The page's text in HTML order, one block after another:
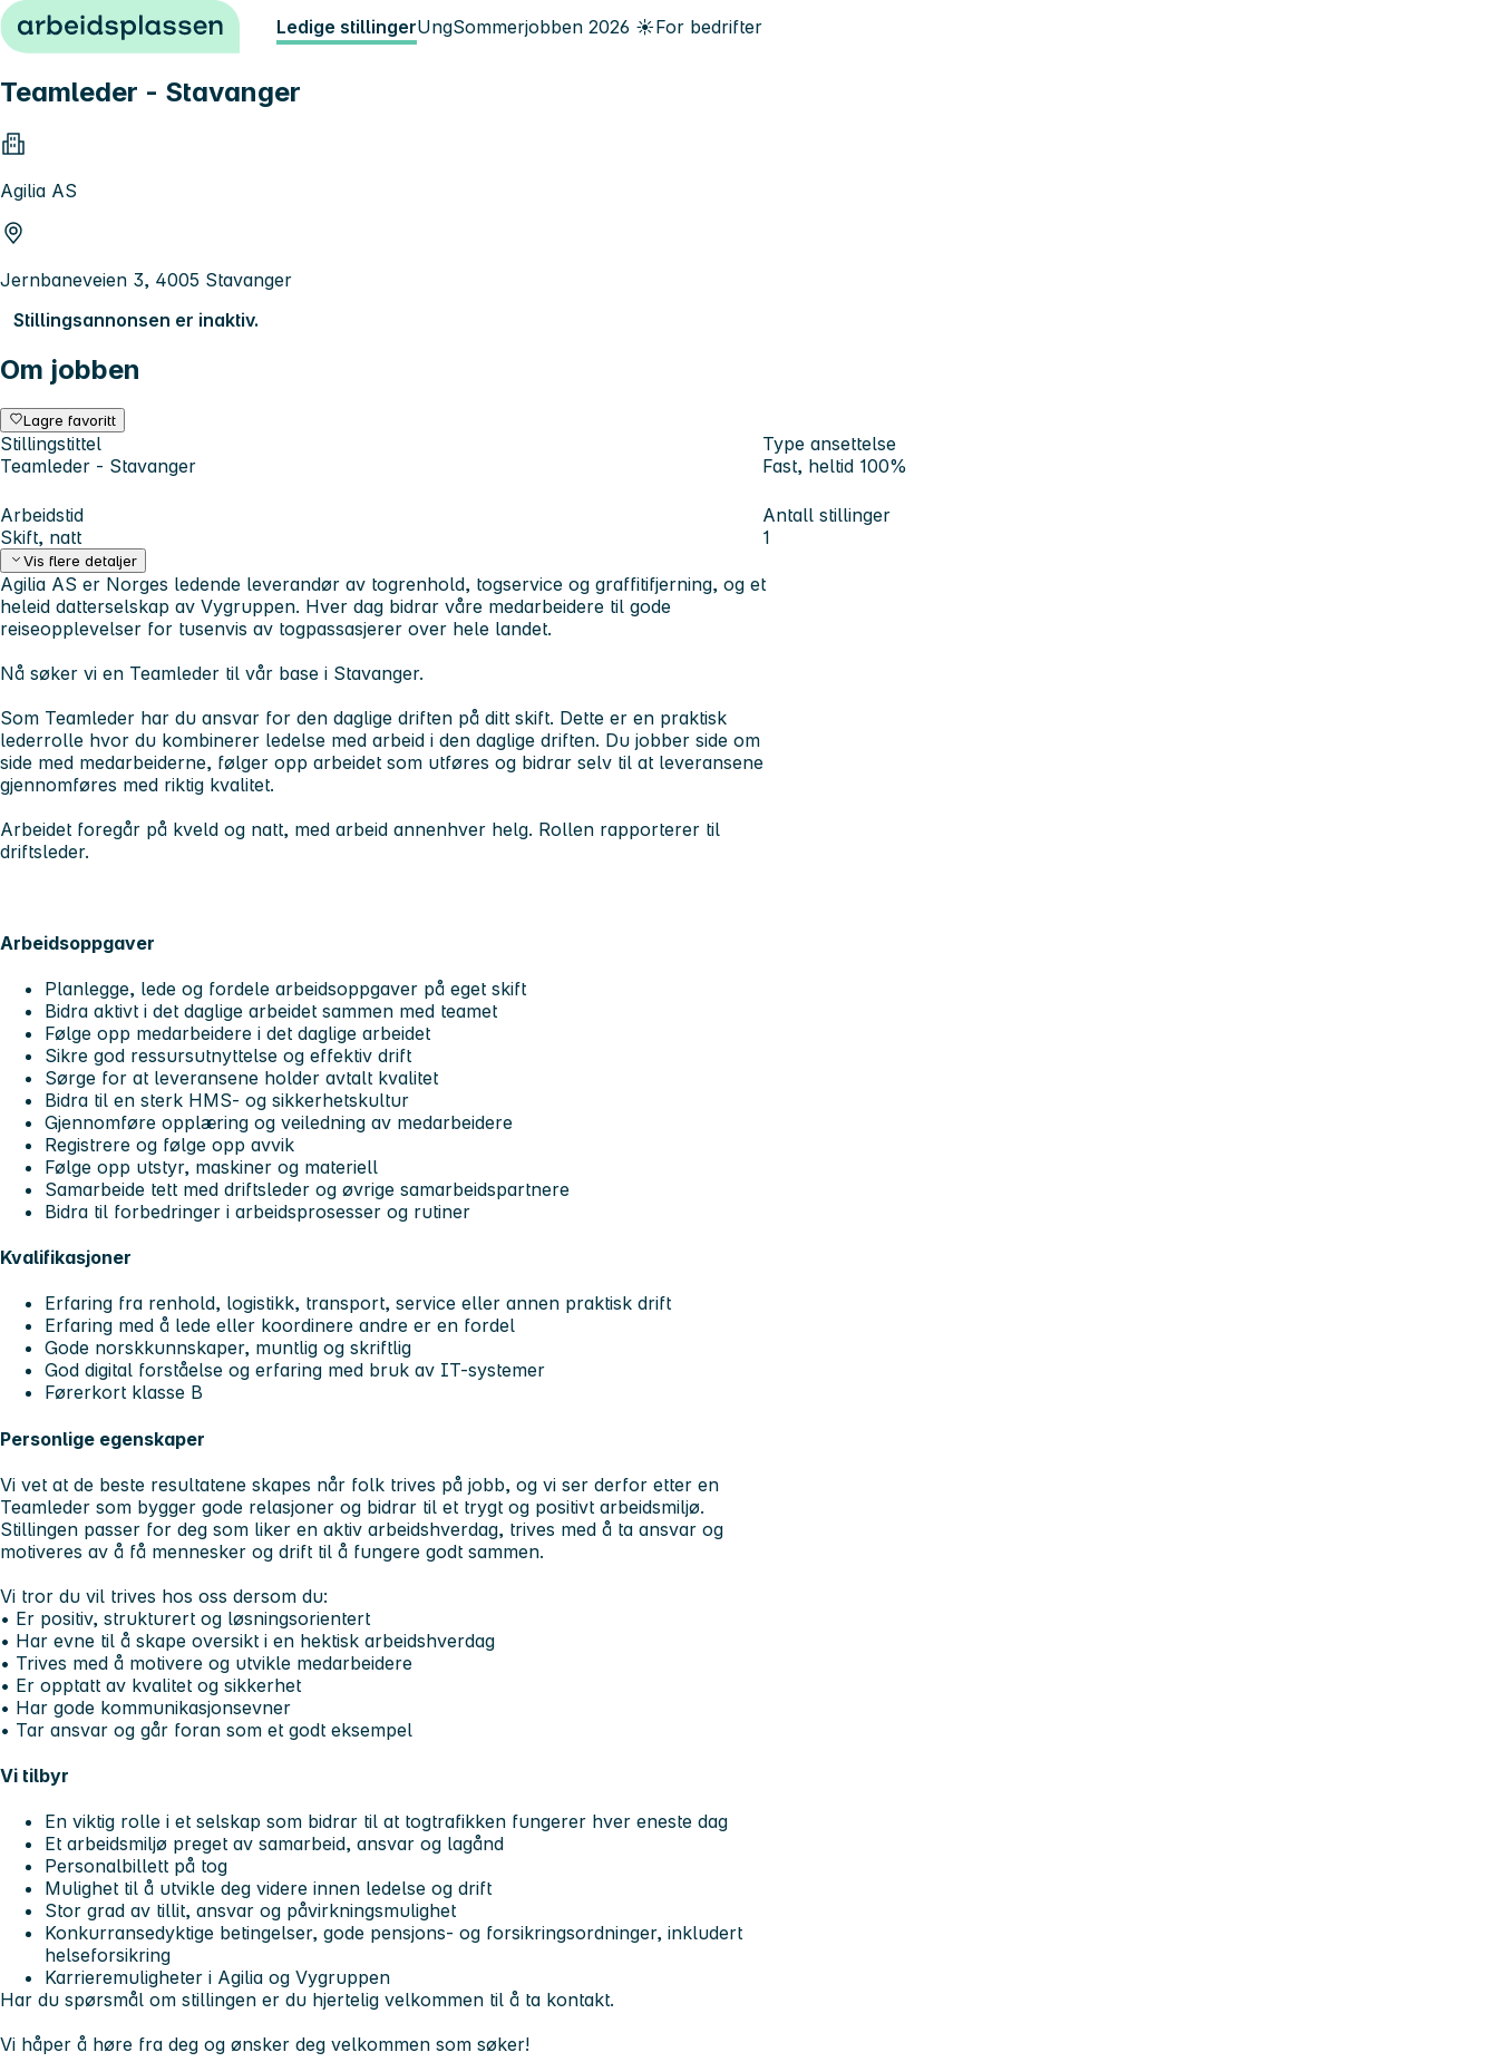
Hopp til innhold Ledige stillingerUngSommerjobben 2026 ☀️For bedrifter
Teamleder - Stavanger
Agilia AS
Jernbaneveien 3, 4005 Stavanger
Stillingsannonsen er inaktiv.
Om jobben
Lagre favoritt
Stillingstittel
Teamleder - Stavanger
Type ansettelse
Fast, heltid 100%
Arbeidstid
Skift, natt
Antall stillinger
1
Vis flere detaljer
Agilia AS er Norges ledende leverandør av togrenhold, togservice og graffitifjerning, og et
heleid datterselskap av Vygruppen. Hver dag bidrar våre medarbeidere til gode
reiseopplevelser for tusenvis av togpassasjerer over hele landet.
Nå søker vi en Teamleder til vår base i Stavanger.
Som Teamleder har du ansvar for den daglige driften på ditt skift. Dette er en praktisk
lederrolle hvor du kombinerer ledelse med arbeid i den daglige driften. Du jobber side om
side med medarbeiderne, følger opp arbeidet som utføres og bidrar selv til at leveransene
gjennomføres med riktig kvalitet.
Arbeidet foregår på kveld og natt, med arbeid annenhver helg. Rollen rapporterer til
driftsleder.
Arbeidsoppgaver
Planlegge, lede og fordele arbeidsoppgaver på eget skift
Bidra aktivt i det daglige arbeidet sammen med teamet
Følge opp medarbeidere i det daglige arbeidet
Sikre god ressursutnyttelse og effektiv drift
Sørge for at leveransene holder avtalt kvalitet
Bidra til en sterk HMS- og sikkerhetskultur
Gjennomføre opplæring og veiledning av medarbeidere
Registrere og følge opp avvik
Følge opp utstyr, maskiner og materiell
Samarbeide tett med driftsleder og øvrige samarbeidspartnere
Bidra til forbedringer i arbeidsprosesser og rutiner
Kvalifikasjoner
Erfaring fra renhold, logistikk, transport, service eller annen praktisk drift
Erfaring med å lede eller koordinere andre er en fordel
Gode norskkunnskaper, muntlig og skriftlig
God digital forståelse og erfaring med bruk av IT-systemer
Førerkort klasse B
Personlige egenskaper
Vi vet at de beste resultatene skapes når folk trives på jobb, og vi ser derfor etter en
Teamleder som bygger gode relasjoner og bidrar til et trygt og positivt arbeidsmiljø.
Stillingen passer for deg som liker en aktiv arbeidshverdag, trives med å ta ansvar og
motiveres av å få mennesker og drift til å fungere godt sammen.
Vi tror du vil trives hos oss dersom du:
• Er positiv, strukturert og løsningsorientert
• Har evne til å skape oversikt i en hektisk arbeidshverdag
• Trives med å motivere og utvikle medarbeidere
• Er opptatt av kvalitet og sikkerhet
• Har gode kommunikasjonsevner
• Tar ansvar og går foran som et godt eksempel
Vi tilbyr
En viktig rolle i et selskap som bidrar til at togtrafikken fungerer hver eneste dag
Et arbeidsmiljø preget av samarbeid, ansvar og lagånd
Personalbillett på tog
Mulighet til å utvikle deg videre innen ledelse og drift
Stor grad av tillit, ansvar og påvirkningsmulighet
Konkurransedyktige betingelser, gode pensjons- og forsikringsordninger, inkludert
helseforsikring
Karrieremuligheter i Agilia og Vygruppen
Har du spørsmål om stillingen er du hjertelig velkommen til å ta kontakt.
Vi håper å høre fra deg og ønsker deg velkommen som søker!